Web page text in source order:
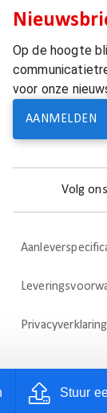
Stuur
Op de hoogte
voor onze
AANMELDEN
Volg
Privacyverklaring